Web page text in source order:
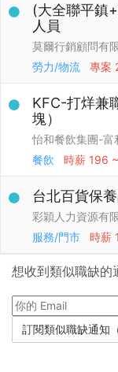
(大全聯平鎮
人員
莫爾行銷顧問有
勞力/物流
專案
KFC-打烊兼
塊）
怡和餐飲集團-富
餐飲
時薪 196
台北百貨保
彩穎人力資源有
服務/門市
時薪
想收到類似職缺的